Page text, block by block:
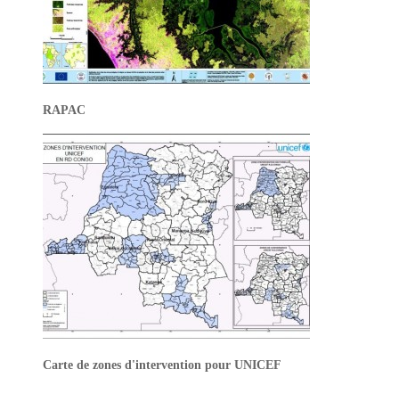
RAPAC
Carte de zones d'intervention pour UNICEF